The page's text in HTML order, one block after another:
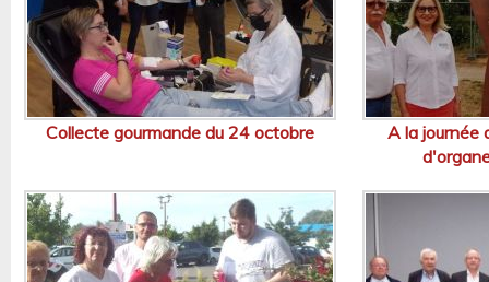
Collecte gourmande du 24 octobre
A la journée